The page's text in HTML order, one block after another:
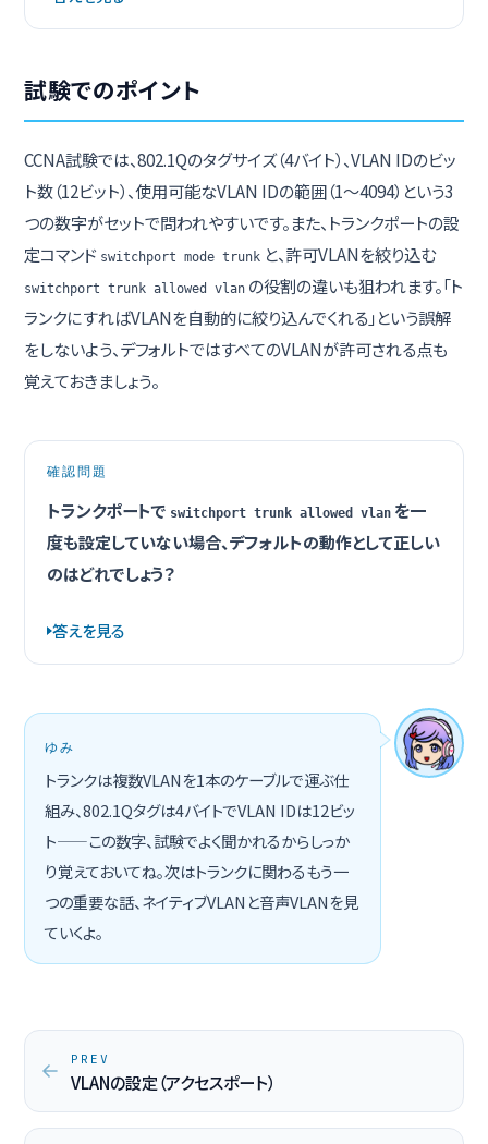
試験でのポイント
CCNA試験では、802.1Qのタグサイズ（4バイト）、VLAN IDのビッ
ト数（12ビット）、使用可能なVLAN IDの範囲（1〜4094）という3
つの数字がセットで問われやすいです。また、トランクポートの設
定コマンド switchport mode trunk と、許可VLANを絞り込む
switchport trunk allowed vlan の役割の違いも狙われます。「ト
ランクにすればVLANを自動的に絞り込んでくれる」という誤解
をしないよう、デフォルトではすべてのVLANが許可される点も
覚えておきましょう。
確認問題
トランクポートで switchport trunk allowed vlan を一
度も設定していない場合、デフォルトの動作として正しい
のはどれでしょう？
答えを見る
ゆみ
トランクは複数VLANを1本のケーブルで運ぶ仕
組み、802.1Qタグは4バイトでVLAN IDは12ビッ
ト——この数字、試験でよく聞かれるからしっか
り覚えておいてね。次はトランクに関わるもう一
つの重要な話、ネイティブVLANと音声VLANを見
ていくよ。
PREV
VLANの設定（アクセスポート）